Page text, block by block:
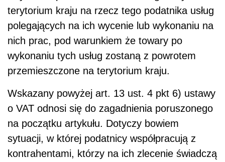
terytorium kraju na rzecz tego podatnika usług
polegających na ich wycenie lub wykonaniu na
nich prac, pod warunkiem że towary po
wykonaniu tych usług zostaną z powrotem
przemieszczone na terytorium kraju.
Wskazany powyżej art. 13 ust. 4 pkt 6) ustawy
o VAT odnosi się do zagadnienia poruszonego
na początku artykułu. Dotyczy bowiem
sytuacji, w której podatnicy współpracują z
kontrahentami, którzy na ich zlecenie świadczą